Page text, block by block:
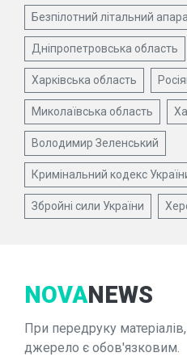
Безпілотний літальний
Дніпропетровська область
Харківська область
Миколаївська область
Володимир Зеленський
Кримінальний кодекс
Збройні сили України
NOVANEWS
При передруку
джерело є обов'язковим.